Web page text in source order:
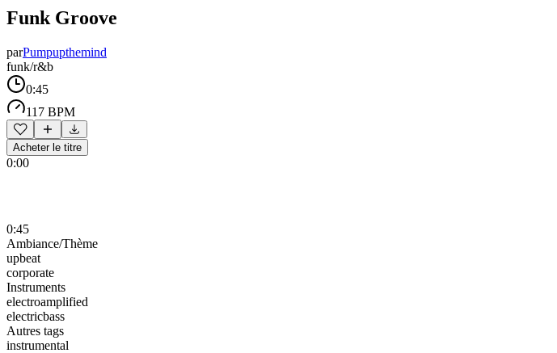
Funk Groove
parPumpupthemind
funk/r&b
0:45
117 BPM
Acheter le titre
0:00
0:45
Ambiance/Thème
upbeat
corporate
Instruments
electroamplified
electricbass
Autres tags
instrumental